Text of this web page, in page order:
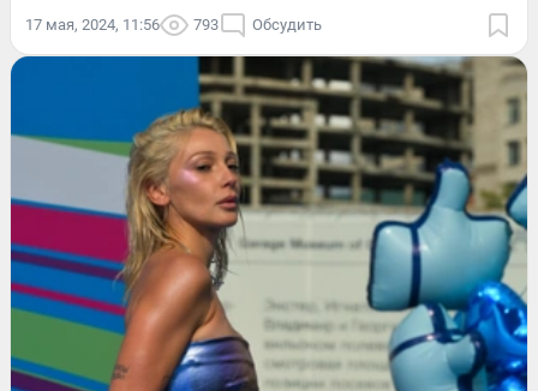
17 мая, 2024, 11:56 793 Обсудить